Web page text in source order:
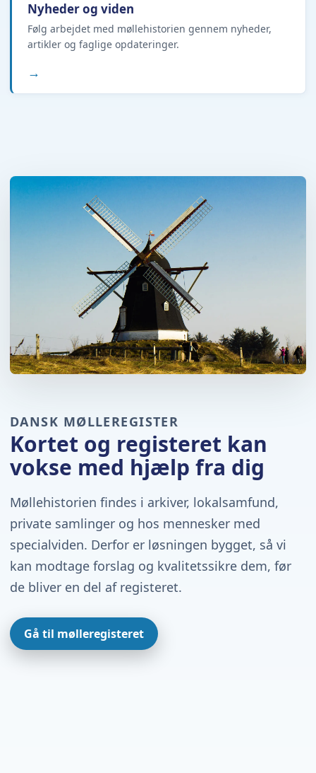
Nyheder og viden
Følg arbejdet med møllehistorien gennem nyheder,
artikler og faglige opdateringer.
→
DANSK MØLLEREGISTER
Kortet og registeret kan
vokse med hjælp fra dig
Møllehistorien findes i arkiver, lokalsamfund,
private samlinger og hos mennesker med
specialviden. Derfor er løsningen bygget, så vi
kan modtage forslag og kvalitetssikre dem, før
de bliver en del af registeret.
Gå til mølleregisteret